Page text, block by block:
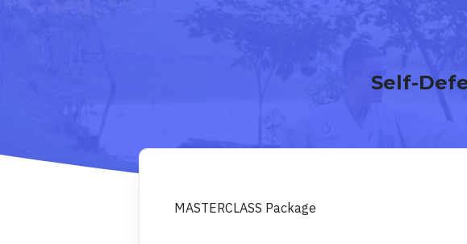
Self-
MASTERCLASS Package